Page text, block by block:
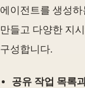
에이전트를 생성하
만들고 다양한 지
구성합니다.
공유 작업 목록